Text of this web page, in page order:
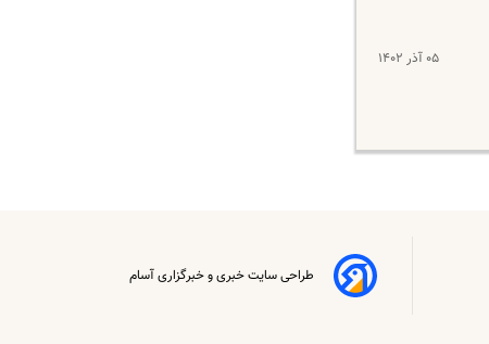
۰۵ آذر ۱۴۰۲
طراحی سایت خبری و خبرگزاری آسام